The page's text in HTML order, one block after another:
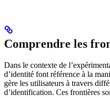
Comprendre les
Dans le contexte de
d’identité font référence à la
gère les utilisateurs à travers
d’identification. Ces frontières